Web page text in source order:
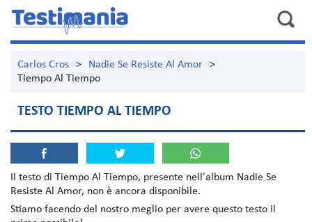
Carlos Cros > Nadie Se Resiste Al Amor
>
Tiempo Al Tiempo
TESTO TIEMPO AL TIEMPO
Il testo di Tiempo Al Tiempo, presente nell'album Nadie Se
Resiste Al Amor, non è ancora disponibile.
Stiamo facendo del nostro meglio per avere questo testo il